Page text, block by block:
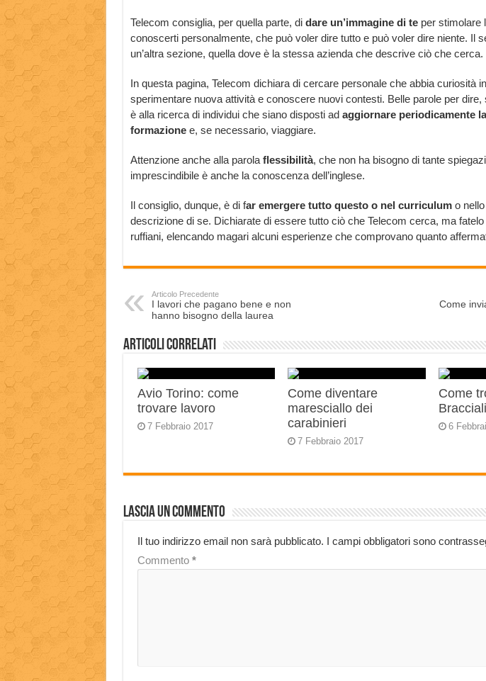
Telecom consiglia, per quella parte, di dare un’immagine di teper stimolare
conoscerti personalmente, che può voler dire tutto e può voler dire niente. Il
un’altra sezione, quella dove è la stessa azienda che descrive ciò che cerca.
In questa pagina, Telecom dichiara di cercare personale che abbia curiosità
sperimentare nuova attività e conoscere nuovi contesti. Belle parole per
è alla ricerca di individui che siano disposti ad aggiornare periodicamente
formazionee, se necessario, viaggiare.
Attenzione anche alla parola flessibilità, che non ha bisogno di tante
imprescindibile è anche la conoscenza dell’inglese.
Il consiglio, dunque, è di far emergere tutto questo o nel curriculumo nello
descrizione di se. Dichiarate di essere tutto ciò che Telecom cerca, ma
ruffiani, elencando magari alcuni esperienze che comprovano quanto
Articolo Precedente
I lavori che pagano bene e non
hanno bisogno della laurea
Come
Articoli correlati
Avio Torino: come
trovare lavoro
7 Febbraio 2017
Come diventare
maresciallo dei
carabinieri
7 Febbraio 2017
Come
6
Lascia un commento
Il tuo indirizzo email non sarà pubblicato. I campi obbligatori sono
Commento *